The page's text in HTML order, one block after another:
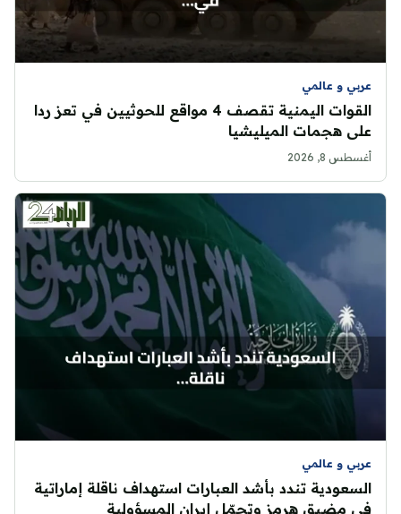
عربي و عالمي
القوات اليمنية تقصف 4 مواقع للحوثيين في تعز ردا
على هجمات الميليشيا
أغسطس 8, 2026
عربي و عالمي
السعودية تندد بأشد العبارات استهداف ناقلة إماراتية
في مضيق هرمز وتحمّل إيران المسؤولية